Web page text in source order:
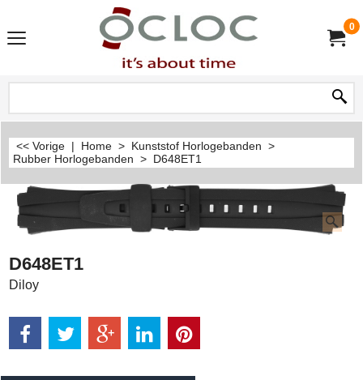
0
<< Vorige | Home > Kunststof Horlogebanden >
Rubber Horlogebanden > D648ET1
D648ET1
Diloy